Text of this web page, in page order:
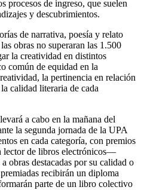
procesos de ingreso, que suelen
y descubrimientos.
de narrativa, poesía y relato
obras no superaran las 1.500
la creatividad en distintos
común de equidad en la
la pertinencia en relación
calidad literaria de cada
a cabo en la mañana del
la segunda jornada de la UPA
en cada categoría, con premios
de libros electrónicos—
obras destacadas por su calidad o
recibirán un diploma
parte de un libro colectivo